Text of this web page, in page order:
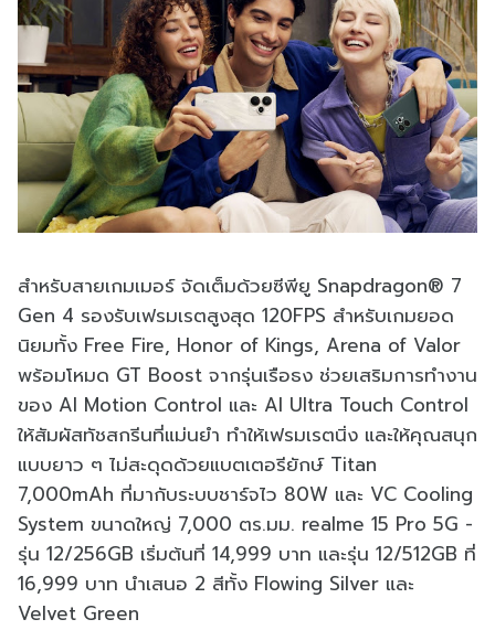
สำหรับสายเกมเมอร์ จัดเต็มด้วยซีพียู Snapdragon® 7
Gen 4 รองรับเฟรมเรตสูงสุด 120FPS สำหรับเกมยอด
นิยมทั้ง Free Fire, Honor of Kings, Arena of Valor
พร้อมโหมด GT Boost จากรุ่นเรือธง ช่วยเสริมการทำงาน
ของ AI Motion Control และ AI Ultra Touch Control
ให้สัมผัสทัชสกรีนที่แม่นยำ ทำให้เฟรมเรตนิ่ง และให้คุณสนุก
แบบยาว ๆ ไม่สะดุดด้วยแบตเตอรียักษ์ Titan
7,000mAh ที่มากับระบบชาร์จไว 80W และ VC Cooling
System ขนาดใหญ่ 7,000 ตร.มม. realme 15 Pro 5G -
รุ่น 12/256GB เริ่มต้นที่ 14,999 บาท และรุ่น 12/512GB ที่
16,999 บาท นำเสนอ 2 สีทั้ง Flowing Silver และ
Velvet Green